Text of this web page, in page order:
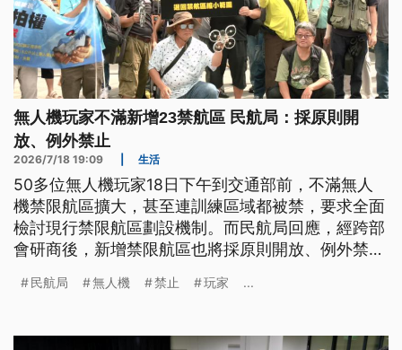
無人機玩家不滿新增23禁航區 民航局：採原則開
放、例外禁止
2026/7/18 19:09 生活
50多位無人機玩家18日下午到交通部前，不滿無人
機禁限航區擴大，甚至連訓練區域都被禁，要求全面
檢討現行禁限航區劃設機制。而民航局回應，經跨部
會研商後，新增禁限航區也將採原則開放、例外禁
民航局 無人機 禁止 玩家 ...